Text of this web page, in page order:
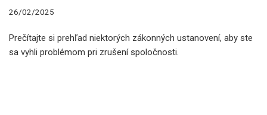
26/02/2025
Prečítajte si prehľad niektorých zákonných ustanovení, aby ste
sa vyhli problémom pri zrušení spoločnosti.